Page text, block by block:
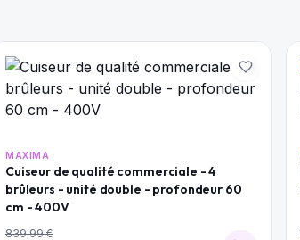
MAXIMA
Cuiseur de qualité commerciale - 4
brûleurs - unité double - profondeur 60
cm - 400V
839.99€